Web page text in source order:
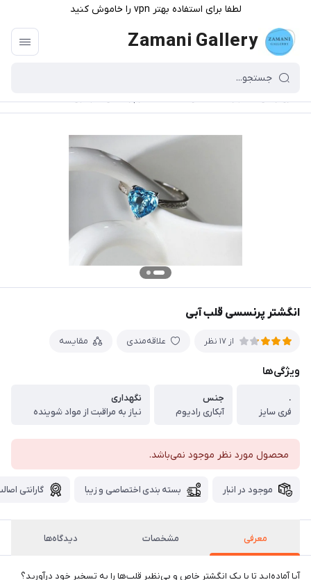
لطفا برای استفاده بهتر vpn را خاموش کنید
Zamani Gallery
انگشتر پرنسسی قلب آبی
از 17 نظر علاقه‌مندی مقایسه
ویژگی‌ها
.
فری سایز
جنس
آبکاری رادیوم
نگهداری
نیاز به مراقبت از مواد شوینده
محصول مورد نظر موجود نمی‌باشد.
موجود در انبار بسته بندی اختصاصی و زیبا گارانتی
معرفی مشخصات دیدگاه‌ها
آیا آماده‌اید تا با یک انگشتر خاص و بی‌نظیر قلب‌ها را به تسخیر خود درآورید؟